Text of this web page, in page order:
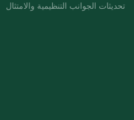
تحديثات الجوانب التنظيمية والامتثال